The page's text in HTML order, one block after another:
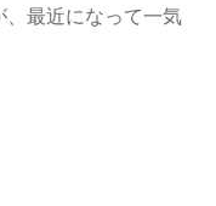
、最近になって一気